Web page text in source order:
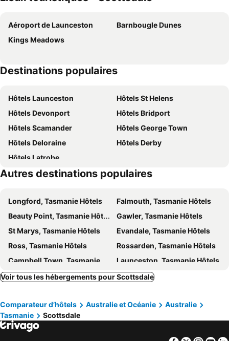
Aéroport de Launceston
Barnbougle Dunes
Kings Meadows
Destinations populaires
Hôtels Launceston
Hôtels St Helens
Hôtels Devonport
Hôtels Bridport
Hôtels Scamander
Hôtels George Town
Hôtels Deloraine
Hôtels Derby
Hôtels Latrobe
Autres destinations populaires
Longford, Tasmanie Hôtels
Falmouth, Tasmanie Hôtels
Beauty Point, Tasmanie Hôtels
Gawler, Tasmanie Hôtels
St Marys, Tasmanie Hôtels
Evandale, Tasmanie Hôtels
Ross, Tasmanie Hôtels
Rossarden, Tasmanie Hôtels
Campbell Town, Tasmanie Hôtels
Launceston, Tasmanie Hôtels
Devonport, Tasmanie Hôtels
Bridport, Tasmanie Hôtels
Deloraine, Tasmanie Hôtels
Sheffield, Tasmanie Hôtels
Wynyard, Tasmanie Hôtels
Penguin, Tasmanie Hôtels
Melbourne, Victoria Hôtels
Voir tous les hébergements pour Scottsdale
Comparateur d’hôtels Australie et Océanie
Australie
Tasmanie
Scottsdale